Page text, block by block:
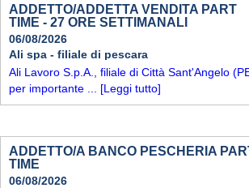
ADDETTO/ADDETTA VENDITA PART
TIME - 27 ORE SETTIMANALI
06/08/2026
Ali spa - filiale di pescara
Ali Lavoro S.p.A., filiale di Città Sant'Angelo
per importante ... [Leggi tutto]
ADDETTO/A BANCO PESCHERIA
TIME
06/08/2026